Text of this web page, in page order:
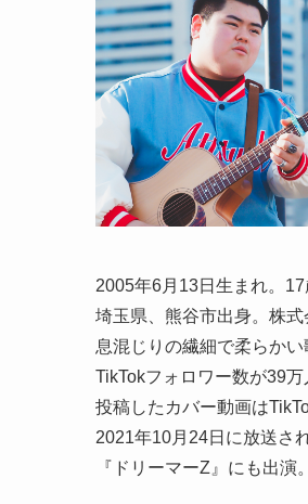
2005年6月13日生まれ。17
埼玉県、熊谷市出身。株式
息混じりの繊細で柔らか
TikTokフォロワー数が39
投稿したカバー動画は
2021年10月24日に放送さ
『ドリーマーZ』にも出演